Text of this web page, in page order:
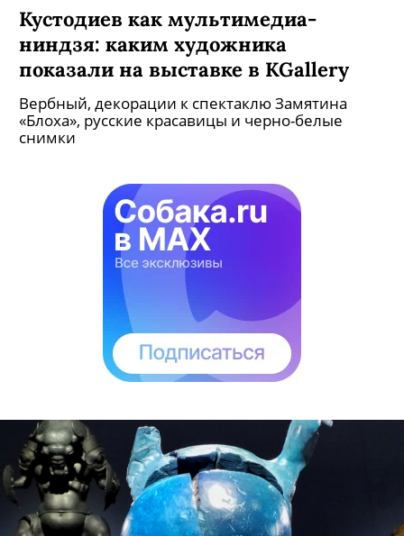
Кустодиев как мультимедиа-
ниндзя: каким художника
показали на выставке в KGallery
Вербный, декорации к спектаклю Замятина
«Блоха», русские красавицы и черно-белые